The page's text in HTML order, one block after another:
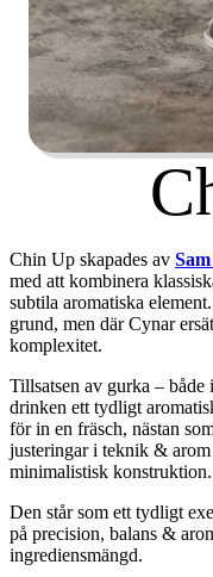
Chin Up skapades av
med att kombinera
subtila aromatiska
grund, men där Cynar
komplexitet.
Tillsatsen av gurka –
drinken ett tydligt
för in en fräsch, nästan
justeringar i teknik &
minimalistisk konstruktion.
Den står som ett tydligt
på precision, balans &
ingrediensmängd.